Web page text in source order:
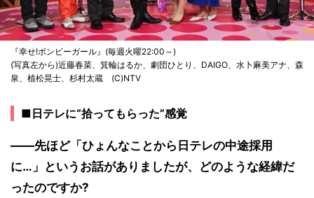
『幸せ!ボンビーガール』(毎週火曜22:00～)
(写真左から)近藤春菜、箕輪はるか、劇団ひとり、DAIGO、水卜麻美アナ、森
泉、植松晃士、杉村太蔵 (C)NTV
■日テレに“拾ってもらった”感覚
――先ほど「ひょんなことから日テレの中途採用
に…」というお話がありましたが、どのような経緯だ
ったのですか?